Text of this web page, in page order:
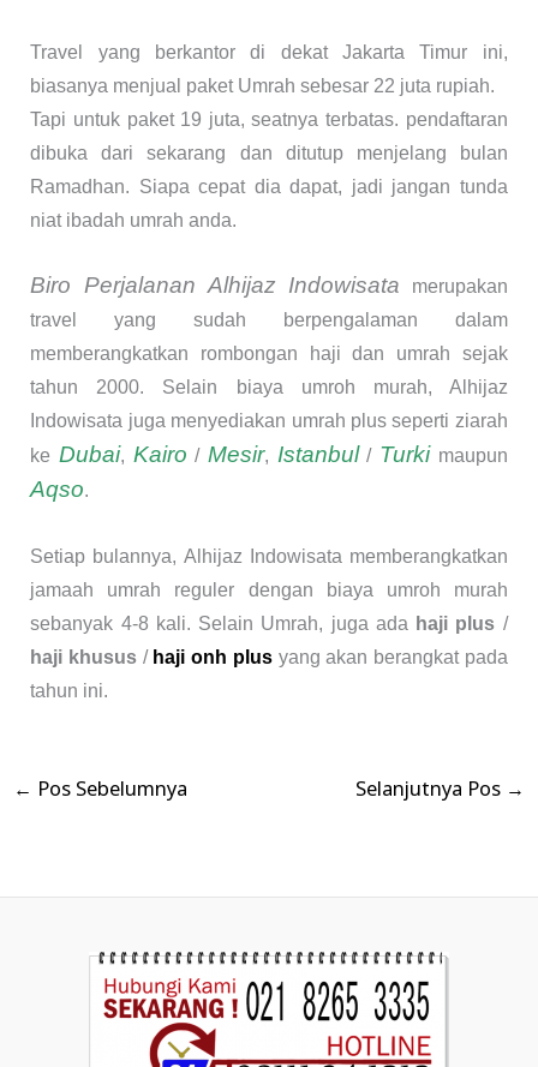
Travel yang berkantor di dekat Jakarta Timur ini,
biasanya menjual paket Umrah sebesar 22 juta rupiah.
Tapi untuk paket 19 juta, seatnya terbatas. pendaftaran
dibuka dari sekarang dan ditutup menjelang bulan
Ramadhan. Siapa cepat dia dapat, jadi jangan tunda
niat ibadah umrah anda.
Biro Perjalanan Alhijaz Indowisata merupakan
travel yang sudah berpengalaman dalam
memberangkatkan rombongan haji dan umrah sejak
tahun 2000. Selain biaya umroh murah, Alhijaz
Indowisata juga menyediakan umrah plus seperti ziarah
ke Dubai, Kairo /Mesir, Istanbul/ Turki maupun
Aqso.
Setiap bulannya, Alhijaz Indowisata memberangkatkan
jamaah umrah reguler dengan biaya umroh murah
sebanyak 4-8 kali. Selain Umrah, juga ada haji plus /
haji khusus/ haji onh plusyang akan berangkat pada
tahun ini.
← Pos Sebelumnya Selanjutnya Pos →